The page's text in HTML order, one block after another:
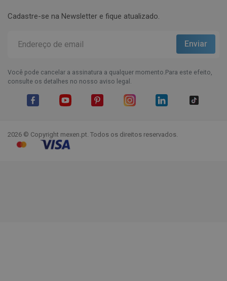
Cadastre-se na Newsletter e fique atualizado.
Você pode cancelar a assinatura a qualquer momento.Para este efeito,
consulte os detalhes no nosso aviso legal.
2026 © Copyright mexen.pt. Todos os direitos reservados.